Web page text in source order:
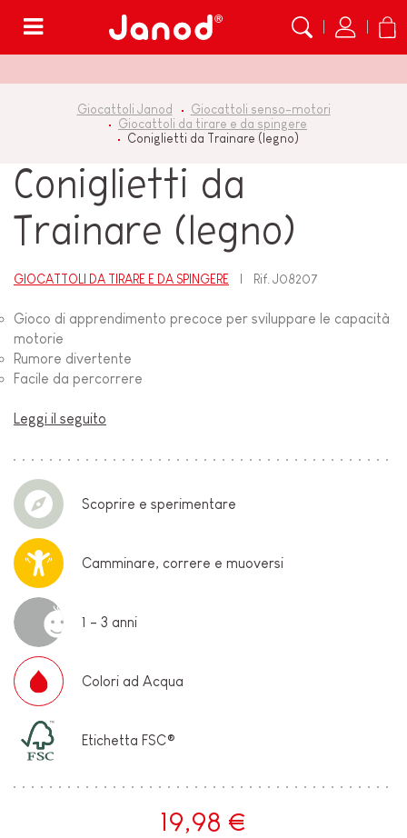
Giocattoli Janod
Giocattoli senso-motori
Giocattoli da tirare e da spingere
Coniglietti da Trainare (legno)
Coniglietti da
Trainare (legno)
GIOCATTOLI DA TIRARE E DA SPINGERE Rif.J08207
Gioco di apprendimento precoce per sviluppare le capacità
motorie
Rumore divertente
Facile da percorrere
Leggi il seguito
Scoprire e sperimentare
Camminare, correre e muoversi
1 - 3 anni
Colori ad Acqua
Etichetta FSC®
19,98 €